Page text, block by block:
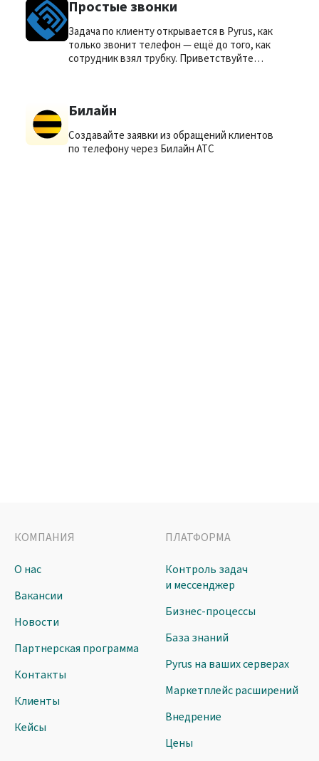
Простые звонки
Задача по клиенту открывается в Pyrus, как
только звонит телефон — ещё до того, как
сотрудник взял трубку. Приветствуйте
Билайн
Создавайте заявки из обращений клиентов
по телефону через Билайн АТС
КОМПАНИЯ
О нас
Вакансии
Новости
Партнерская программа
Контакты
Клиенты
Кейсы
ПЛАТФОРМА
Контроль задач
и мессенджер
Бизнес-процессы
База знаний
Pyrus на ваших серверах
Маркетплейс расширений
Внедрение
Цены